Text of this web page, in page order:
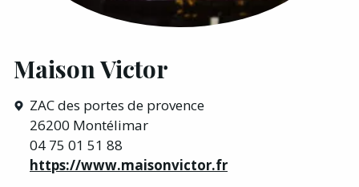
Maison Victor
ZAC des portes de provence
26200 Montélimar
04 75 01 51 88
https://www.maisonvictor.fr